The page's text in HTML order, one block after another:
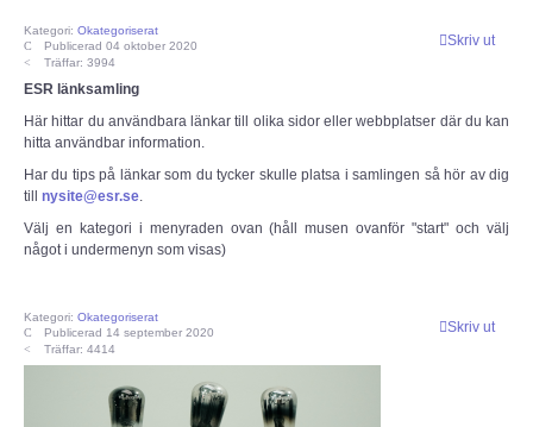
Styrelse och Funktionärer
Stadgar (pdf)
Målbild (pdf)
Hänt i ESR
Om webbplatsen ESR.SE
Radioskolan - Telegrafi
Skriv ut
Kategori: Okategoriserat
Publicerad 04 oktober 2020
Träffar: 3994
ESR länksamling
Här hittar du användbara länkar till olika sidor eller webbplatser där du kan
hitta användbar information.
Har du tips på länkar som du tycker skulle platsa i samlingen så hör av dig
till nysite@esr.se.
Välj en kategori i menyraden ovan (håll musen ovanför "start" och välj
något i undermenyn som visas)
Skriv ut
Kategori: Okategoriserat
Publicerad 14 september 2020
Träffar: 4414